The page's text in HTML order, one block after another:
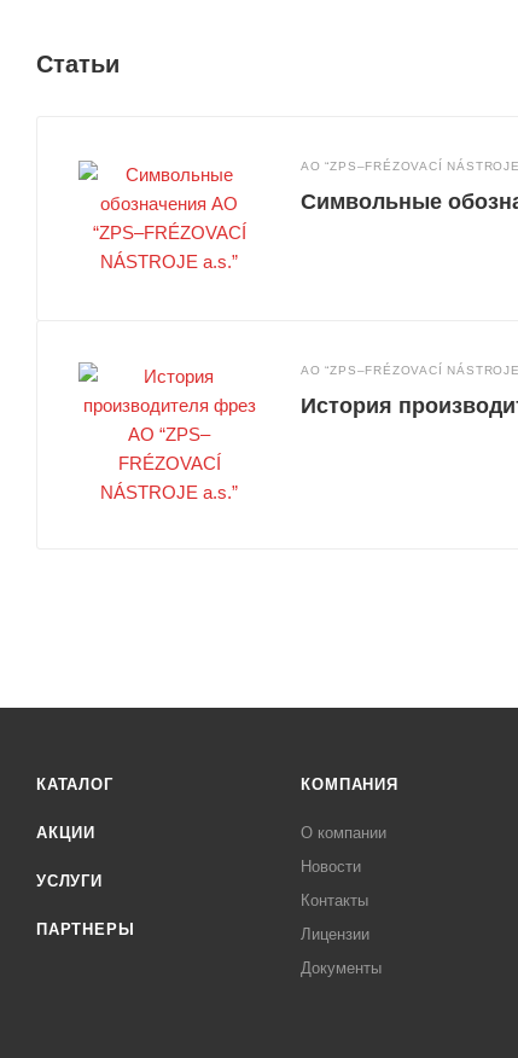
Статьи
АО “ZPS–FRÉZOVACÍ
Символьные
АО “ZPS–FRÉZOVACÍ
История
КАТАЛОГ
АКЦИИ
УСЛУГИ
ПАРТНЕРЫ
КОМПАНИЯ
О компании
Новости
Контакты
Лицензии
Документы